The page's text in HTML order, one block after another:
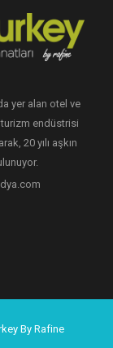
yer alan otel ve
endüstrisi
20 yılı aşkın
By Rafine